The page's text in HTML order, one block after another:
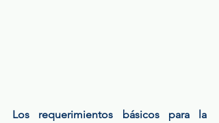
Los requerimientos básicos para la